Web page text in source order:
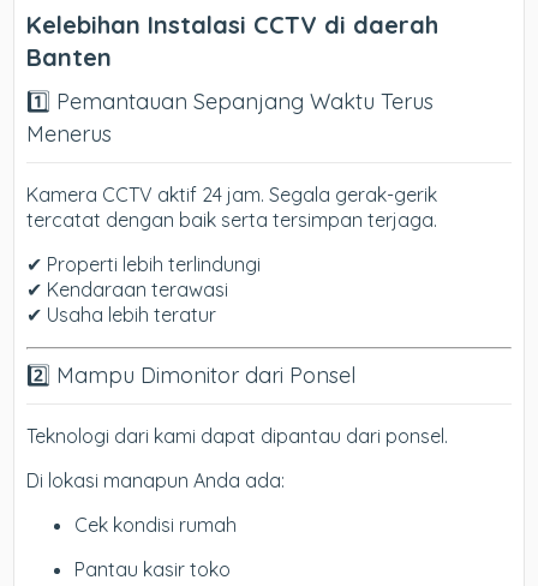
Kelebihan Instalasi CCTV di daerah
Banten
1️⃣ Pemantauan Sepanjang Waktu Terus
Menerus
Kamera CCTV aktif 24 jam. Segala gerak-gerik
tercatat dengan baik serta tersimpan terjaga.
✔ Properti lebih terlindungi
✔ Kendaraan terawasi
✔ Usaha lebih teratur
2️⃣ Mampu Dimonitor dari Ponsel
Teknologi dari kami dapat dipantau dari ponsel.
Di lokasi manapun Anda ada:
Cek kondisi rumah
Pantau kasir toko